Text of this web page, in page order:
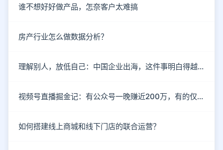
谁不想好好做产品，怎奈客户太难搞
房产行业怎么做数据分析？
理解别人，放低自己：中国企业出海，这件事明白得越早越好
视频号直播掘金记：有公众号一晚赚近200万，有的仅3名观众
如何搭建线上商城和线下门店的联合运营？